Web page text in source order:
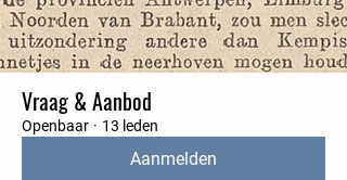
Vraag & Aanbod
Openbaar · 13 leden
Aanmelden